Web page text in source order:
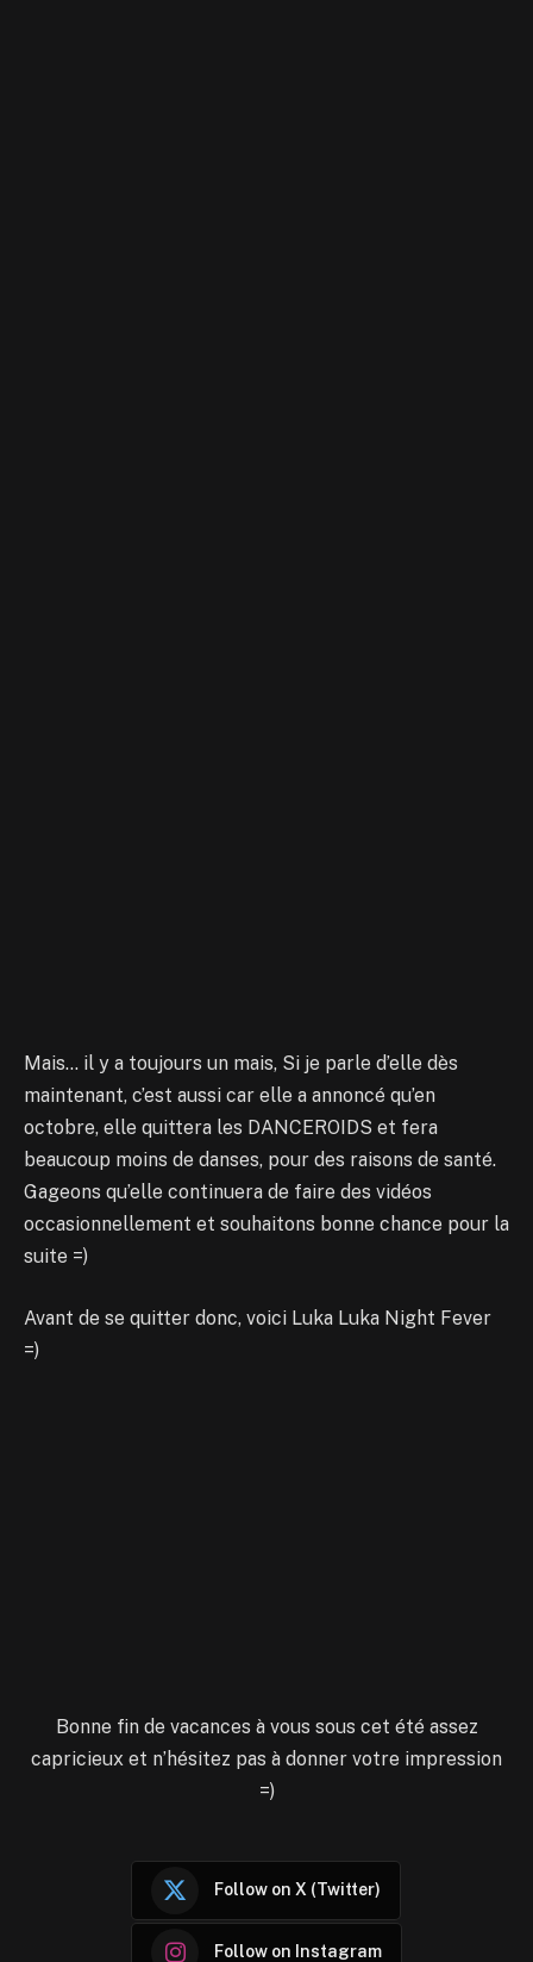
Mais… il y a toujours un mais, Si je parle d’elle dès
maintenant, c’est aussi car elle a annoncé qu’en
octobre, elle quittera les DANCEROIDS et fera
beaucoup moins de danses, pour des raisons de santé.
Gageons qu’elle continuera de faire des vidéos
occasionnellement et souhaitons bonne chance pour la
suite =)
Avant de se quitter donc, voici Luka Luka Night Fever
=)
Bonne fin de vacances à vous sous cet été assez
capricieux et n’hésitez pas à donner votre impression
=)
Follow on X (Twitter)
Follow on Instagram